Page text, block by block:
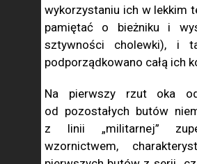
wykorzystaniu ich w lekkim
pamiętać o bieżniku i
sztywności cholewki), i
podporządkowano całą ich
Na pierwszy rzut oka
od pozostałych butów
z linii „militarnej”
wzornictwem,